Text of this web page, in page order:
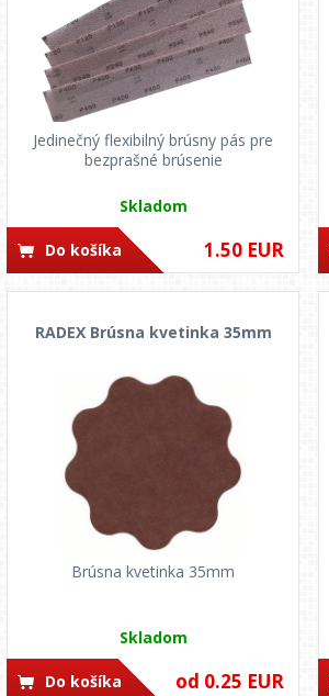
Jedinečný flexibilný brúsny pás pre
bezprašné brúsenie
Skladom
1.50 EUR
Do košíka
RADEX Brúsna kvetinka 35mm
Brúsna kvetinka 35mm
Skladom
od 0.25 EUR
Do košíka